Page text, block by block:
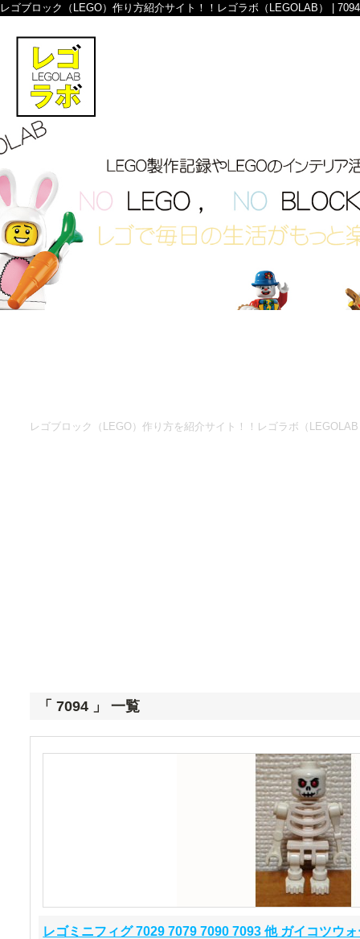
レゴブロック（LEGO）作り方紹介サイト！！レゴラボ（LEGOLAB） | 7094
レゴブロック（LEGO）作り方を紹介サイト！！レゴラボ（
「 7094 」 一覧
レゴミニフィグ 7029 7079 7090 7093 他 ガイコツウ